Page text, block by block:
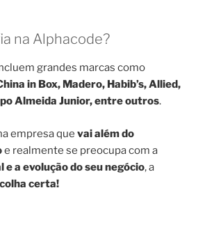
na Alphacode?
grandes marcas como
in Box, Madero, Habib’s, Allied,
Almeida Junior, entre outros.
empresa que vai além do
e realmente se preocupa com a
a evolução do seu negócio, a
certa!